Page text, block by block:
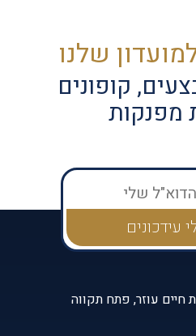
שלנו
קופונים
מפנקות